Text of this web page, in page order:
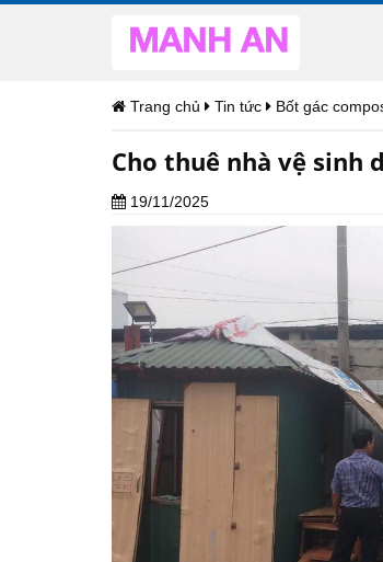
Trang chủ Tin tức Bốt gác
Cho thuê nhà vệ sinh
19/11/2025